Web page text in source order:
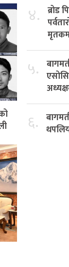
४. ब्रोड
५.
६.